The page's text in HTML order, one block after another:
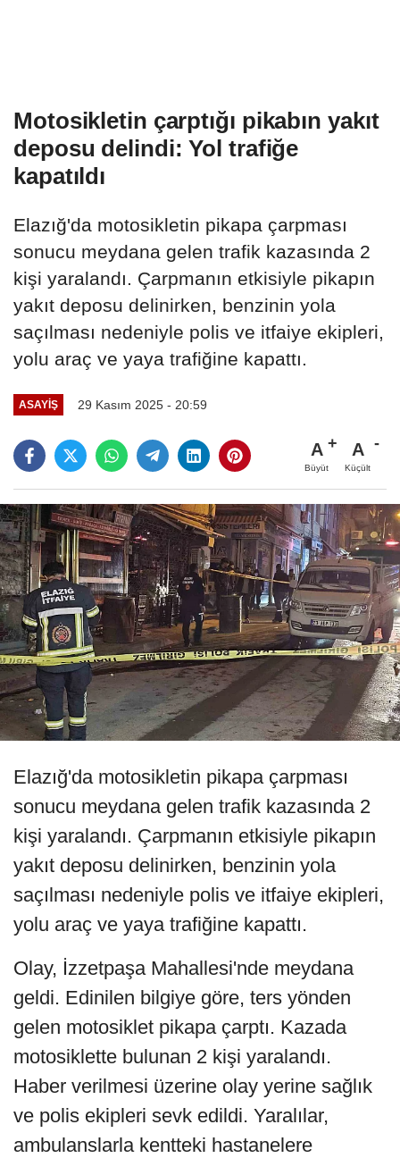
Motosikletin çarptığı pikabın yakıt
deposu delindi: Yol trafiğe
kapatıldı
Elazığ'da motosikletin pikapa çarpması
sonucu meydana gelen trafik kazasında 2
kişi yaralandı. Çarpmanın etkisiyle pikapın
yakıt deposu delinirken, benzinin yola
saçılması nedeniyle polis ve itfaiye ekipleri,
yolu araç ve yaya trafiğine kapattı.
ASAYIŞ 29 Kasım 2025 - 20:59
A
Büyüt
A
Küçült
Elazığ'da motosikletin pikapa çarpması
sonucu meydana gelen trafik kazasında 2
kişi yaralandı. Çarpmanın etkisiyle pikapın
yakıt deposu delinirken, benzinin yola
saçılması nedeniyle polis ve itfaiye ekipleri,
yolu araç ve yaya trafiğine kapattı.
Olay, İzzetpaşa Mahallesi'nde meydana
geldi. Edinilen bilgiye göre, ters yönden
gelen motosiklet pikapa çarptı. Kazada
motosiklette bulunan 2 kişi yaralandı.
Haber verilmesi üzerine olay yerine sağlık
ve polis ekipleri sevk edildi. Yaralılar,
ambulanslarla kentteki hastanelere